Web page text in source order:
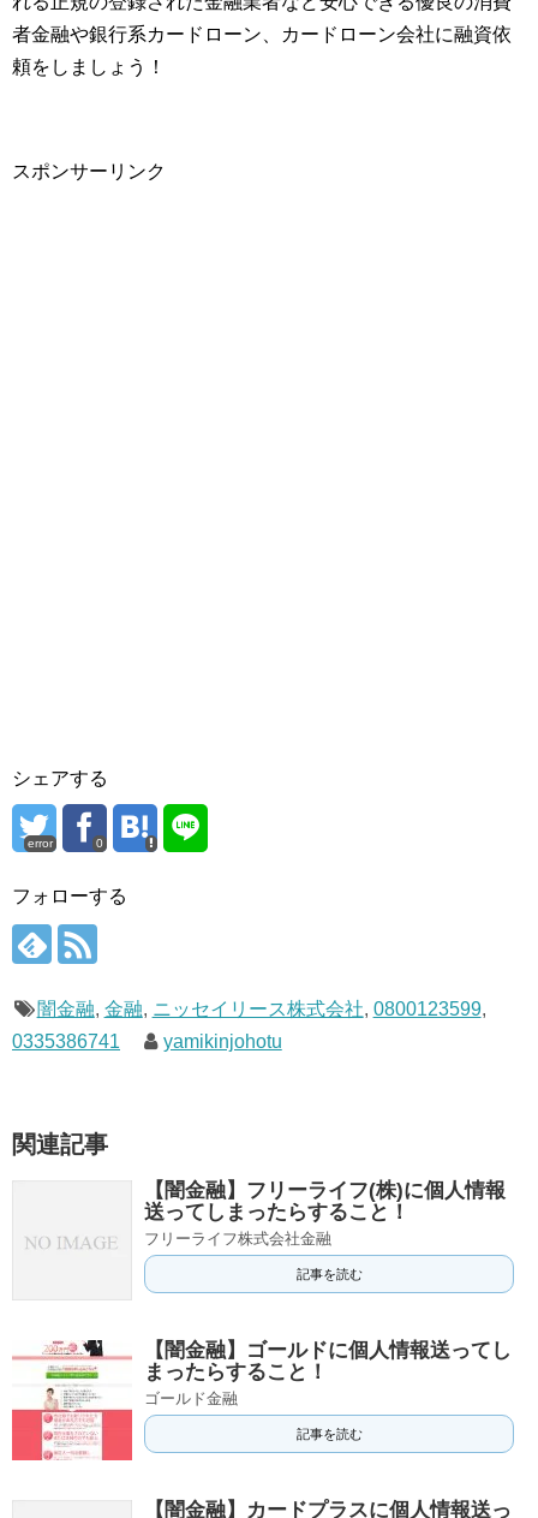
者金融や銀行系カードローン、カードローン会社に融資依
頼をしましょう！
スポンサーリンク
シェアする
error 0
フォローする
闇金融, 金融, ニッセイリース株式会社, 0800123599,
0335386741
yamikinjohotu
関連記事
【闇金融】フリーライフ(株)に個人情報
送ってしまったらすること！
フリーライフ株式会社金融
記事を読む
【闇金融】ゴールドに個人情報送ってし
まったらすること！
ゴールド金融
記事を読む
【闇金融】カードプラスに個人情報送っ